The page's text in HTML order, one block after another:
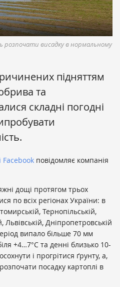
висадку в нормальному
підняттям
та
складні погодні
Facebook повідомляє компанія
дощі протягом трьох
по всіх регіонах України: в
Тернопільській,
Дніпропетровській
випало більше 70 мм
+4…7°С та денні близько 10-
і прогрітися ґрунту, а,
посадку картоплі в